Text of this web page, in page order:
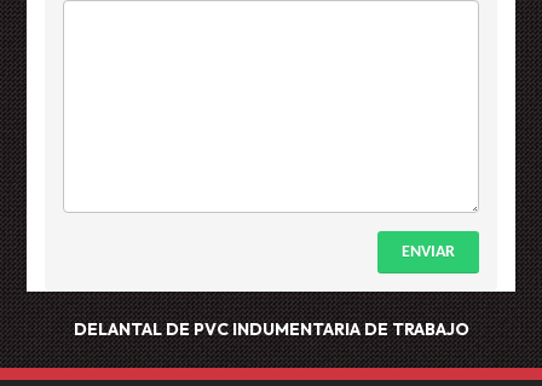
ENVIAR
DELANTAL DE PVCINDUMENTARIA DE TRABAJO